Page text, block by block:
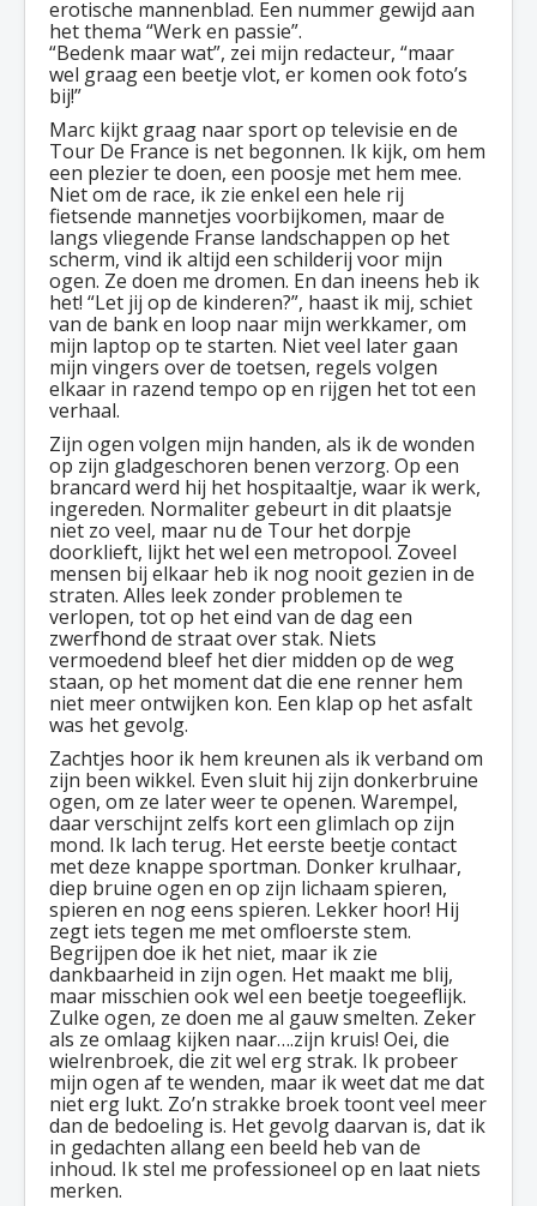
erotische mannenblad. Een nummer gewijd aan
het thema “Werk en passie”.
“Bedenk maar wat”, zei mijn redacteur, “maar
wel graag een beetje vlot, er komen ook foto’s
bij!”
Marc kijkt graag naar sport op televisie en de
Tour De France is net begonnen. Ik kijk, om hem
een plezier te doen, een poosje met hem mee.
Niet om de race, ik zie enkel een hele rij
fietsende mannetjes voorbijkomen, maar de
langs vliegende Franse landschappen op het
scherm, vind ik altijd een schilderij voor mijn
ogen. Ze doen me dromen. En dan ineens heb ik
het! “Let jij op de kinderen?”, haast ik mij, schiet
van de bank en loop naar mijn werkkamer, om
mijn laptop op te starten. Niet veel later gaan
mijn vingers over de toetsen, regels volgen
elkaar in razend tempo op en rijgen het tot een
verhaal.
Zijn ogen volgen mijn handen, als ik de wonden
op zijn gladgeschoren benen verzorg. Op een
brancard werd hij het hospitaaltje, waar ik werk,
ingereden. Normaliter gebeurt in dit plaatsje
niet zo veel, maar nu de Tour het dorpje
doorklieft, lijkt het wel een metropool. Zoveel
mensen bij elkaar heb ik nog nooit gezien in de
straten. Alles leek zonder problemen te
verlopen, tot op het eind van de dag een
zwerfhond de straat over stak. Niets
vermoedend bleef het dier midden op de weg
staan, op het moment dat die ene renner hem
niet meer ontwijken kon. Een klap op het asfalt
was het gevolg.
Zachtjes hoor ik hem kreunen als ik verband om
zijn been wikkel. Even sluit hij zijn donkerbruine
ogen, om ze later weer te openen. Warempel,
daar verschijnt zelfs kort een glimlach op zijn
mond. Ik lach terug. Het eerste beetje contact
met deze knappe sportman. Donker krulhaar,
diep bruine ogen en op zijn lichaam spieren,
spieren en nog eens spieren. Lekker hoor! Hij
zegt iets tegen me met omfloerste stem.
Begrijpen doe ik het niet, maar ik zie
dankbaarheid in zijn ogen. Het maakt me blij,
maar misschien ook wel een beetje toegeeflijk.
Zulke ogen, ze doen me al gauw smelten. Zeker
als ze omlaag kijken naar….zijn kruis! Oei, die
wielrenbroek, die zit wel erg strak. Ik probeer
mijn ogen af te wenden, maar ik weet dat me dat
niet erg lukt. Zo’n strakke broek toont veel meer
dan de bedoeling is. Het gevolg daarvan is, dat ik
in gedachten allang een beeld heb van de
inhoud. Ik stel me professioneel op en laat niets
merken.